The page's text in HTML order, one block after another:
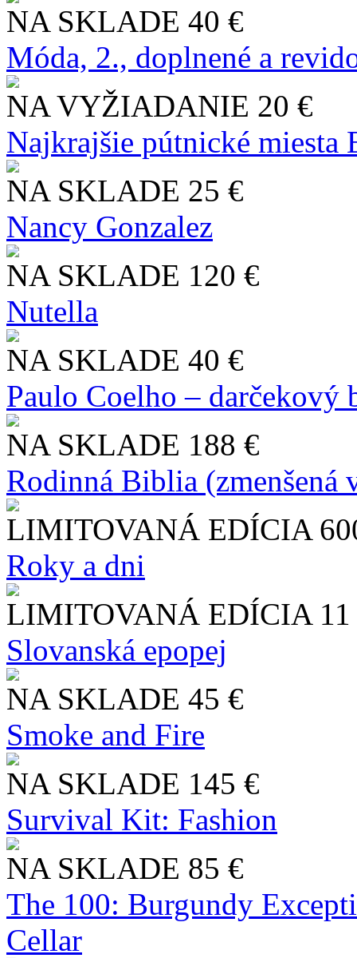
NA SKLADE 40 €
Móda, 2., doplnené a
NA VYŽIADANIE 20 €
Najkrajšie pútnické miesta
NA SKLADE 25 €
Nancy Gonzalez
NA SKLADE 120 €
Nutella
NA SKLADE 40 €
Paulo Coelho – darčekový
NA SKLADE 188 €
Rodinná Biblia (zmenšená
LIMITOVANÁ EDÍCIA
Roky a dni
LIMITOVANÁ EDÍCIA
Slo​vanská epopej
NA SKLADE 45 €
Smoke and Fire
NA SKLADE 145 €
Survival Kit: Fashion
NA SKLADE 85 €
The 100: Burgundy
Cellar